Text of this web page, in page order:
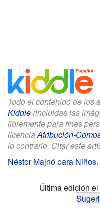
Todo el contenido de los
Kiddle (incluidas las
libremente para fines
licenciaAtribución-
lo contrario. Citar este
Néstor Majnó para Niños.
Última edición